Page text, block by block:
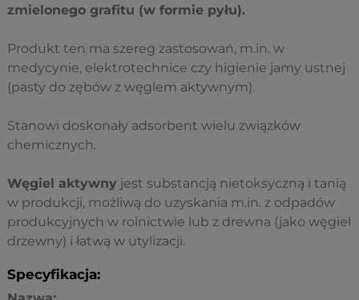
zmielonego grafitu (w formie pyłu).
Produkt ten ma szereg zastosowań, m.in. w
medycynie, elektrotechnice czy higienie jamy ustnej
(pasty do zębów z węglem aktywnym).
Stanowi doskonały adsorbent wielu związków
chemicznych.
Węgiel aktywny jest substancją nietoksyczną i tanią
w produkcji, możliwą do uzyskania m.in. z odpadów
produkcyjnych w rolnictwie lub z drewna (jako węgiel
drzewny) i łatwą w utylizacji.
Specyfikacja: